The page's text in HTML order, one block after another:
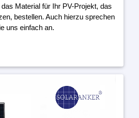
Material für Ihr PV-Projekt, das
bestellen. Auch hierzu sprechen
uns einfach an.